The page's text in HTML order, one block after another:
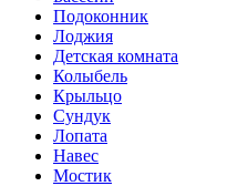
Подоконник
Лоджия
Детская комната
Колыбель
Крыльцо
Сундук
Лопата
Навес
Мостик